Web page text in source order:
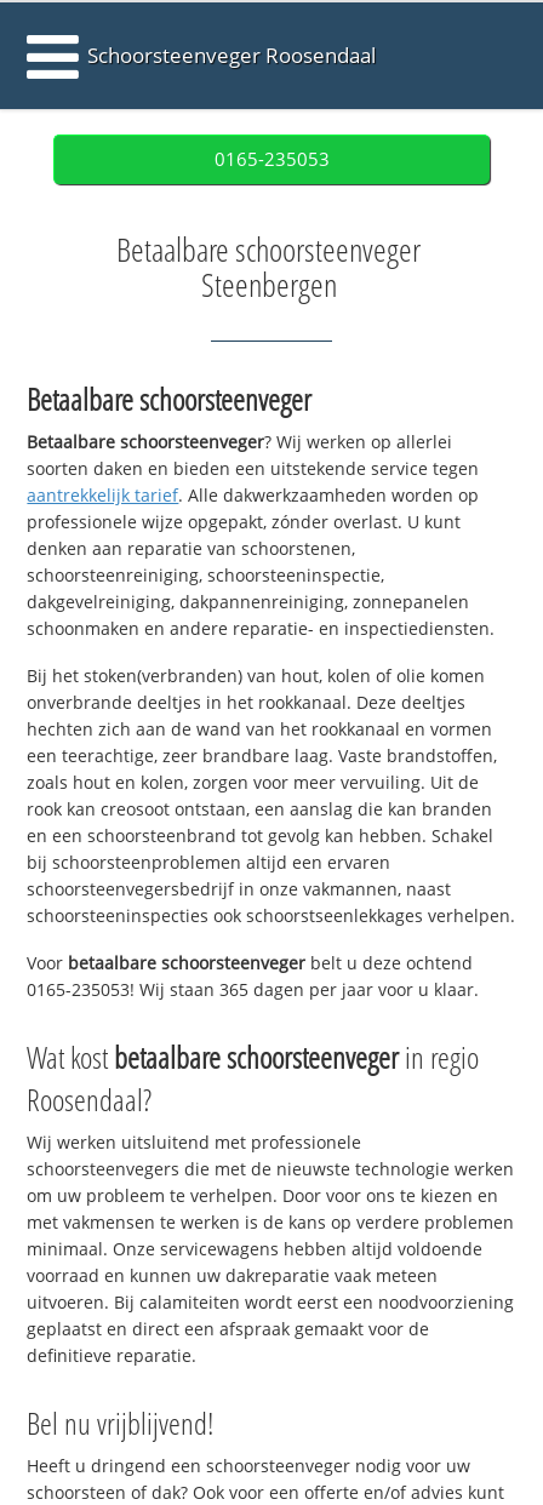
Schoorsteenveger Roosendaal
0165-235053
Betaalbare schoorsteenveger
Steenbergen
Betaalbare schoorsteenveger
Betaalbare schoorsteenveger? Wij werken op allerlei
soorten daken en bieden een uitstekende service tegen
aantrekkelijk tarief. Alle dakwerkzaamheden worden op
professionele wijze opgepakt, zónder overlast. U kunt
denken aan reparatie van schoorstenen,
schoorsteenreiniging, schoorsteeninspectie,
dakgevelreiniging, dakpannenreiniging, zonnepanelen
schoonmaken en andere reparatie- en inspectiediensten.
Bij het stoken(verbranden) van hout, kolen of olie komen
onverbrande deeltjes in het rookkanaal. Deze deeltjes
hechten zich aan de wand van het rookkanaal en vormen
een teerachtige, zeer brandbare laag. Vaste brandstoffen,
zoals hout en kolen, zorgen voor meer vervuiling. Uit de
rook kan creosoot ontstaan, een aanslag die kan branden
en een schoorsteenbrand tot gevolg kan hebben. Schakel
bij schoorsteenproblemen altijd een ervaren
schoorsteenvegersbedrijf in onze vakmannen, naast
schoorsteeninspecties ook schoorstseenlekkages verhelpen.
Voor betaalbare schoorsteenveger belt u deze ochtend
0165-235053! Wij staan 365 dagen per jaar voor u klaar.
Wat kostbetaalbare schoorsteenvegerin regio
Roosendaal?
Wij werken uitsluitend met professionele
schoorsteenvegers die met de nieuwste technologie werken
om uw probleem te verhelpen. Door voor ons te kiezen en
met vakmensen te werken is de kans op verdere problemen
minimaal. Onze servicewagens hebben altijd voldoende
voorraad en kunnen uw dakreparatie vaak meteen
uitvoeren. Bij calamiteiten wordt eerst een noodvoorziening
geplaatst en direct een afspraak gemaakt voor de
definitieve reparatie.
Bel nu vrijblijvend!
Heeft u dringend een schoorsteenveger nodig voor uw
schoorsteen of dak? Ook voor een offerte en/of advies kunt